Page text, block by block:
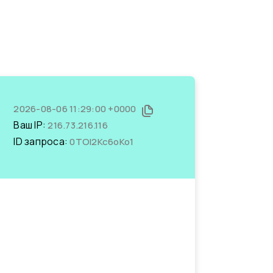
2026-08-06 11:29:00 +0000
Ваш IP:216.73.216.116
ID запроса:0TOI2Kc6oKo1